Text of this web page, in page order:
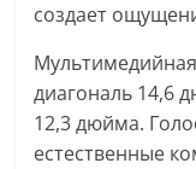
создает
диагональ 14,6
12,3 дюйма.
естественные